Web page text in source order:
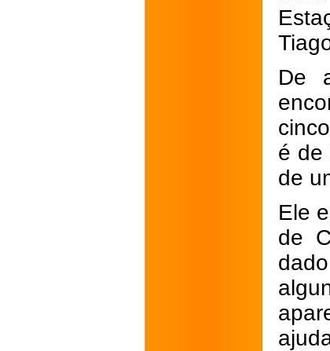
De
é de
de
Ele
de